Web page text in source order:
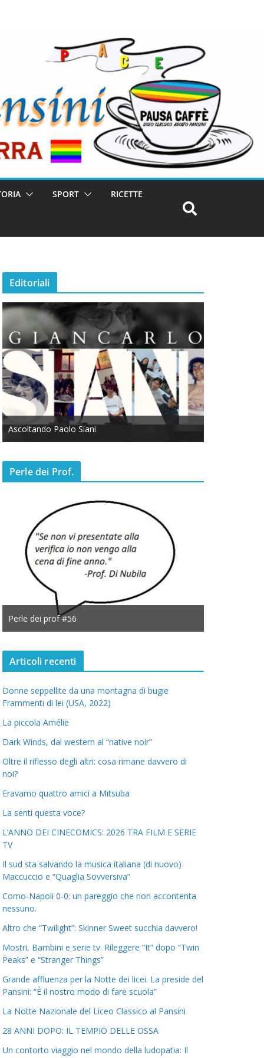
SPORT RICETTE
Editoriali
Ascoltando Paolo Siani
Perle dei Prof.
Perle dei prof #56
Articoli recenti
Donne seppellite da una montagna di bugie
Frammenti di lei (USA, 2022)
La piccola Amélie
Dark Winds, dal western al “native noir”
Oltre il riflesso degli altri: cosa rimane davvero di
noi?
Eravamo quattro amici a Mitsuba
La senti questa voce?
L’ANNO DEI CINECOMICS: 2026 TRA FILM E SERIE
TV
Il sud sta salvando la musica italiana (di nuovo)
Maccuccio e “Quaglia Sovversiva”
Como-Napoli 0-0: un pareggio che non accontenta
nessuno.
Altro che “Twilight”: Skinner Sweet succhia davvero!
Mostri, Bambini e serie tv. Rileggere “It” dopo “Twin
Peaks” e “Stranger Things”
Grande affluenza per la Notte dei licei. La preside del
Pansini: “È il nostro modo di fare scuola”
La Notte Nazionale del Liceo Classico al Pansini
28 ANNI DOPO: IL TEMPIO DELLE OSSA
Un contorto viaggio nel mondo della ludopatia: Il